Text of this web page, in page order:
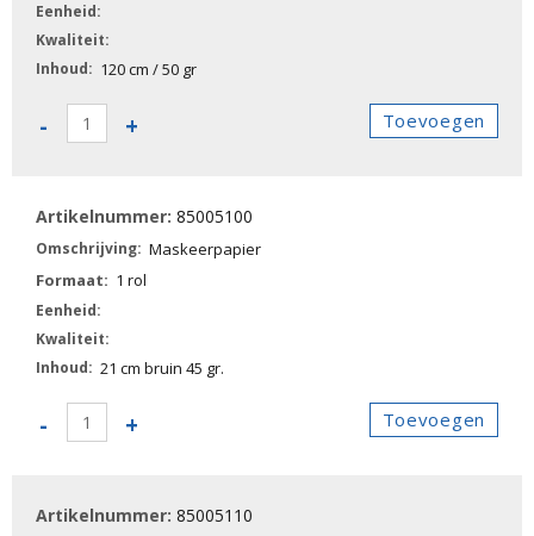
120 cm / 50 gr
-
85005040
aantal
+ Toevoegen
85005100
Maskeerpapier
1 rol
21 cm bruin 45 gr.
-
85005100
+ Toevoegen
85005110